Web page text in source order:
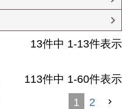
13件中 1-13件表示
113件中 1-60件表示
1
2